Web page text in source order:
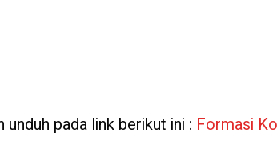
pada link berikut ini : Formasi